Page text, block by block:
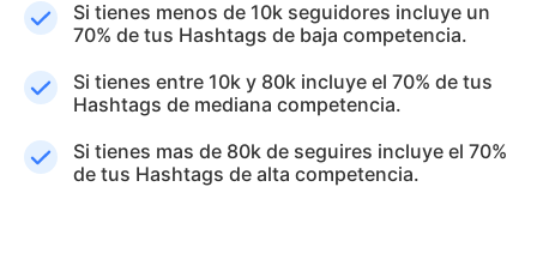
Si tienes menos de 10k seguidores incluye un
70% de tus Hashtags de baja competencia.
Si tienes entre 10k y 80k incluye el 70% de tus
Hashtags de mediana competencia.
Si tienes mas de 80k de seguires incluye el 70%
de tus Hashtags de alta competencia.